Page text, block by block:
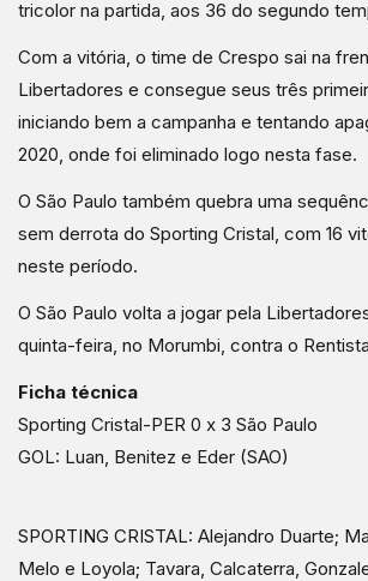
tricolor na partida, aos 36 do segundo
Com a vitória, o time de Crespo sai na
Libertadores e consegue seus três
iniciando bem a campanha e tentando
2020, onde foi eliminado logo nesta fase.
O São Paulo também quebra uma
sem derrota do Sporting Cristal, com 16
neste período.
O São Paulo volta a jogar pela
quinta-feira, no Morumbi, contra o
Ficha técnica
Sporting Cristal-PER 0 x 3 São Paulo
GOL: Luan, Benitez e Eder (SAO)
SPORTING CRISTAL: Alejandro Duarte;
Melo e Loyola; Tavara, Calcaterra,